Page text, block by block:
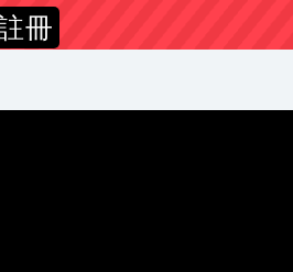
冊